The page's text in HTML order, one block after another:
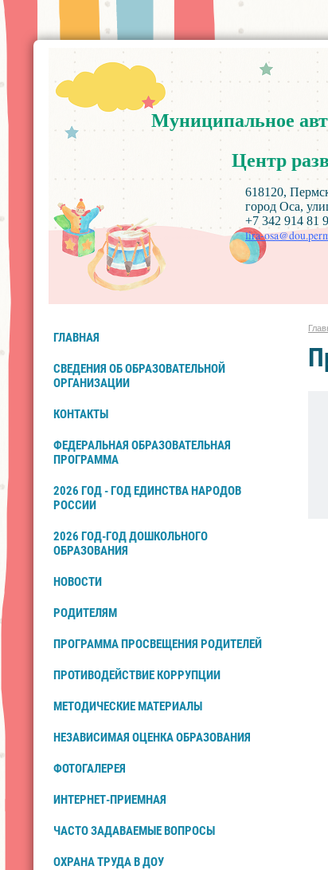
Муниципальное
Центр
618120, Пермский
город Оса, улица
+7 342 914 81
lira-
ГЛАВНАЯ
СВЕДЕНИЯ ОБ ОБРАЗОВАТЕЛЬНОЙ
ОРГАНИЗАЦИИ
КОНТАКТЫ
ФЕДЕРАЛЬНАЯ ОБРАЗОВАТЕЛЬНАЯ
ПРОГРАММА
2026 ГОД - ГОД ЕДИНСТВА НАРОДОВ
РОССИИ
2026 ГОД-ГОД ДОШКОЛЬНОГО
ОБРАЗОВАНИЯ
НОВОСТИ
РОДИТЕЛЯМ
ПРОГРАММА ПРОСВЕЩЕНИЯ РОДИТЕЛЕЙ
ПРОТИВОДЕЙСТВИЕ КОРРУПЦИИ
МЕТОДИЧЕСКИЕ МАТЕРИАЛЫ
НЕЗАВИСИМАЯ ОЦЕНКА ОБРАЗОВАНИЯ
ФОТОГАЛЕРЕЯ
ИНТЕРНЕТ-ПРИЕМНАЯ
ЧАСТО ЗАДАВАЕМЫЕ ВОПРОСЫ
ОХРАНА ТРУДА В ДОУ